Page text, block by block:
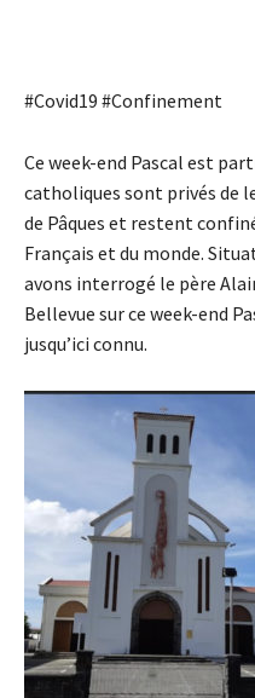
#Covid19 #Confinement
Ce week-end Pascal est
catholiques sont privés de
de Pâques et restent
Français et du monde.
avons interrogé le père
Bellevue sur ce week-end
jusqu’ici connu.